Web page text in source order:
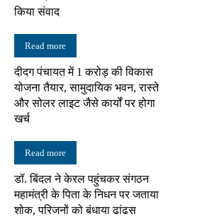
किया संवाद
Read more
दीदग पंचायत में 1 करोड़ की विकास
योजना तैयार, सामुदायिक भवन, रास्ते
और सोलर लाइट जैसे कार्यों पर होगा
खर्च
Read more
डॉ. बिंदल ने केरल पहुंचकर संगठन
महामंत्री के पिता के निधन पर जताया
शोक, परिजनों को बंधाया ढांढस